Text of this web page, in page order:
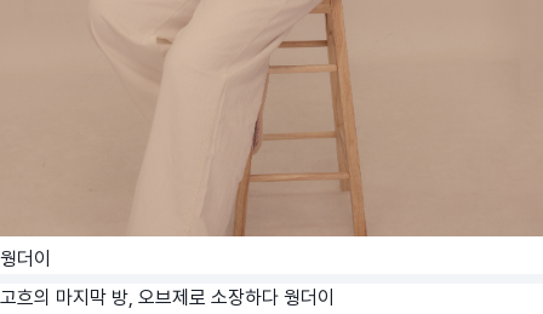
웡더이
고흐의 마지막 방, 오브제로 소장하다 웡더이